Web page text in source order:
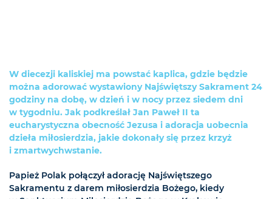
W diecezji kaliskiej ma powstać kaplica, gdzie będzie
można adorować wystawiony Najświętszy Sakrament 24
godziny na dobę, w dzień i w nocy przez siedem dni
w tygodniu. Jak podkreślał Jan Paweł II ta
eucharystyczna obecność Jezusa i adoracja uobecnia
dzieła miłosierdzia, jakie dokonały się przez krzyż
i zmartwychwstanie.
Papież Polak połączył adorację Najświętszego
Sakramentu z darem miłosierdzia Bożego, kiedy